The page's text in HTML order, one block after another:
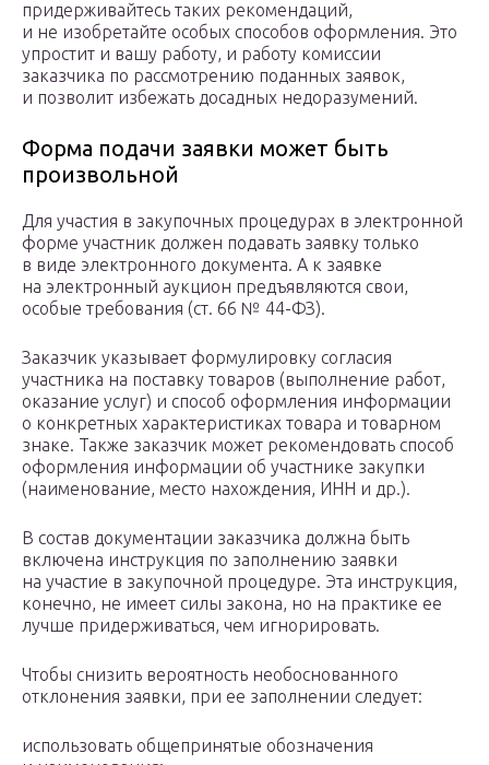
придерживайтесь таких рекомендаций,
и не изобретайте особых способов оформления. Это
упростит и вашу работу, и работу комиссии
заказчика по рассмотрению поданных заявок,
и позволит избежать досадных недоразумений.
Форма подачи заявки может быть
произвольной
Для участия в закупочных процедурах в электронной
форме участник должен подавать заявку только
в виде электронного документа. А к заявке
на электронный аукцион предъявляются свои,
особые требования (ст. 66 № 44-ФЗ).
Заказчик указывает формулировку согласия
участника на поставку товаров (выполнение работ,
оказание услуг) и способ оформления информации
о конкретных характеристиках товара и товарном
знаке. Также заказчик может рекомендовать способ
оформления информации об участнике закупки
(наименование, место нахождения, ИНН и др.).
В состав документации заказчика должна быть
включена инструкция по заполнению заявки
на участие в закупочной процедуре. Эта инструкция,
конечно, не имеет силы закона, но на практике ее
лучше придерживаться, чем игнорировать.
Чтобы снизить вероятность необоснованного
отклонения заявки, при ее заполнении следует:
использовать общепринятые обозначения